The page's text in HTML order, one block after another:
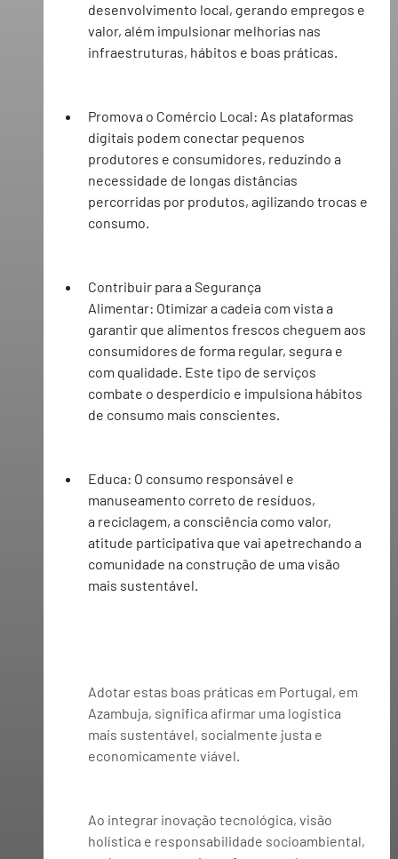
desenvolvimento local, gerando empregos e
valor, além impulsionar melhorias nas
infraestruturas, hábitos e boas práticas.
Promova o Comércio Local: As plataformas
digitais podem conectar pequenos
produtores e consumidores, reduzindo a
necessidade de longas distâncias
percorridas por produtos, agilizando trocas e
consumo.
Contribuir para a Segurança
Alimentar: Otimizar a cadeia com vista a
garantir que alimentos frescos cheguem aos
consumidores de forma regular, segura e
com qualidade. Este tipo de serviços
combate o desperdício e impulsiona hábitos
de consumo mais conscientes.
Educa: O consumo responsável e
manuseamento correto de resíduos,
a reciclagem, a consciência como valor,
atitude participativa que vai apetrechando a
comunidade na construção de uma visão
mais sustentável.
Adotar estas boas práticas em Portugal, em
Azambuja, significa afirmar uma logística
mais sustentável, socialmente justa e
economicamente viável.
Ao integrar inovação tecnológica, visão
holística e responsabilidade socioambiental,